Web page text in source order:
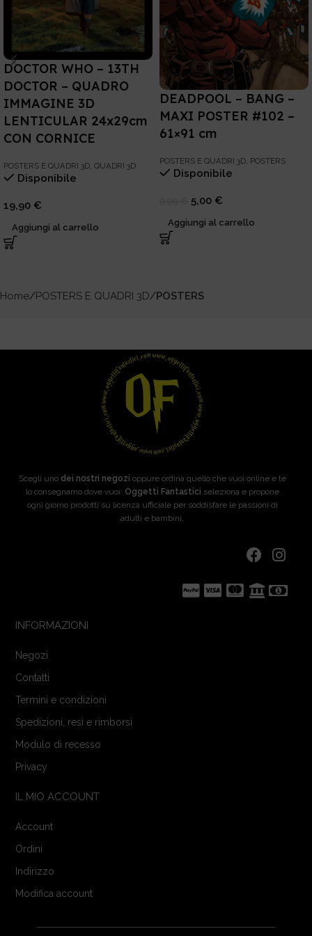
DOCTOR WHO – 13TH
DOCTOR – QUADRO
IMMAGINE 3D
LENTICULAR 24x29cm
CON CORNICE
POSTERS E QUADRI 3D, QUADRI 3D
Disponibile
19,90 €
Aggiungi al carrello
DEADPOOL – BANG –
MAXI POSTER #102 –
61×91 cm
POSTERS E QUADRI 3D POSTERS
Disponibile
5,00 €
Aggiungi al carrello
Home POSTERS E QUADRI 3D POSTERS
Scegli uno dei nostri negozi oppure ordina quello che vuoi online e te
lo consegnamo dove vuoi: Oggetti Fantastici seleziona e propone
ogni giorno prodotti su licenza ufficiale per soddisfare le passioni di
adulti e bambini.
INFORMAZIONI
Negozi
Contatti
Termini e condizioni
Spedizioni, resi e rimborsi
Modulo di recesso
Privacy
IL MIO ACCOUNT
Account
Ordini
Indirizzo
Modifica account